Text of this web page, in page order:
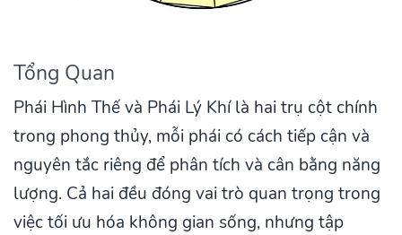
Tổng Quan
Phái Hình Thế và Phái Lý Khí là hai trụ cột chính
trong phong thủy, mỗi phái có cách tiếp cận và
nguyên tắc riêng để phân tích và cân bằng năng
lượng. Cả hai đều đóng vai trò quan trọng trong
việc tối ưu hóa không gian sống, nhưng tập